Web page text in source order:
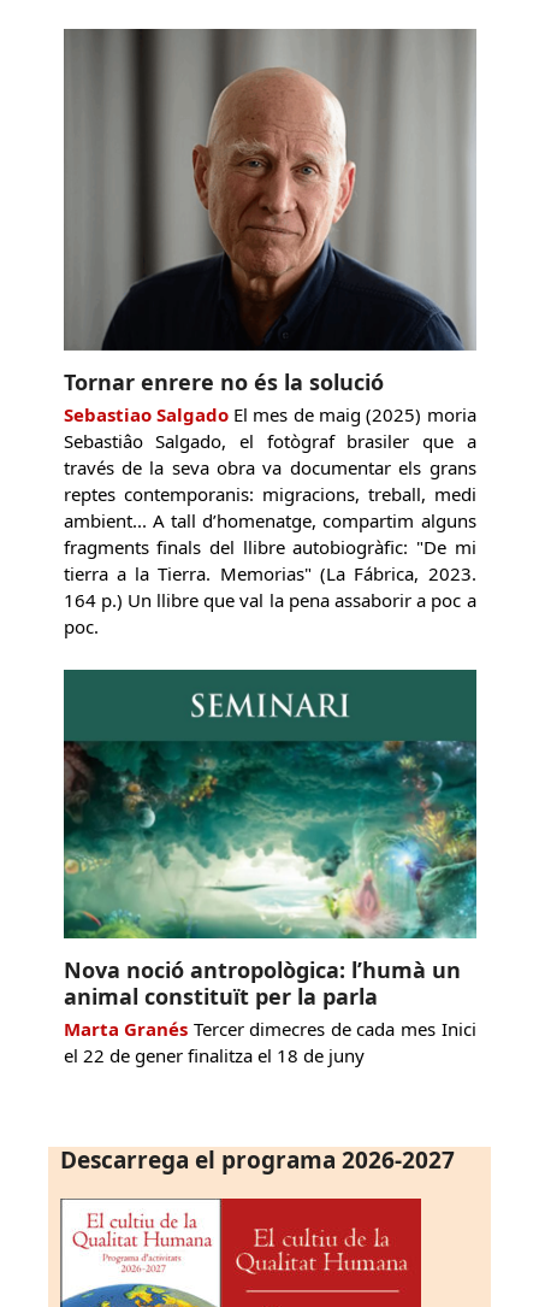
Tornar enrere no és la solució
Sebastiao SalgadoEl mes de maig (2025) moria
Sebastiâo Salgado, el fotògraf brasiler que a
través de la seva obra va documentar els grans
reptes contemporanis: migracions, treball, medi
ambient... A tall d’homenatge, compartim alguns
fragments finals del llibre autobiogràfic: "De mi
tierra a la Tierra. Memorias" (La Fábrica, 2023.
164 p.) Un llibre que val la pena assaborir a poc a
poc.
Nova noció antropològica: l’humà un
animal constituït per la parla
Marta Granés Tercer dimecres de cada mes Inici
el 22 de gener finalitza el 18 de juny
Descarrega el programa 2026-2027